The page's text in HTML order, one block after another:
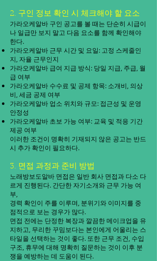
2. 구인 정보 확인 시 체크해야 할 요소
가라오케알바 구인 공고를 볼 때는 단순히 시급이
나 일급만 보지 말고 다음 요소를 함께 확인해야
한다.
가라오케알바 근무 시간 및 요일: 고정 스케줄인
지, 자율 근무인지
가라오케알바 급여 지급 방식: 당일 지급, 주급, 월
급 여부
가라오케알바 수수료 및 공제 항목: 소개비, 의상
비, 세금 공제 여부
가라오케알바 업소 위치와 규모: 접근성 및 운영
안정성
가라오케알바 초보 가능 여부: 교육 및 적응 기간
제공 여부
이러한 조건이 명확히 기재되지 않은 공고는 반드
시 추가 확인이 필요하다.
3. 면접 과정과 준비 방법
노래방보도알바 면접은 일반 회사 면접과 다소 다
르게 진행된다. 간단한 자기소개와 근무 가능 여
부,
경력 확인이 주를 이루며, 분위기와 이미지를 중
점적으로 보는 경우가 많다.
면접 전에는 단정한 복장과 깔끔한 메이크업을 유
지하고, 무리한 꾸밈보다는 본인에게 어울리는 스
타일을 선택하는 것이 좋다. 또한 근무 조건, 수입
구조, 휴무에 대해 명확히 질문하는 것이 이후 분
쟁을 예방하는 데 도움이 된다.